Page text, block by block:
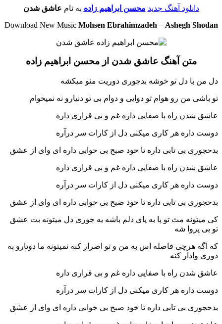
دانلود آهنگ جدید محسن ابراهیم زاده به نام عاشق شدن
Download New Music Mohsen Ebrahimzadeh – Ashegh Shodan
متن آهنگ عاشق شدن از محسن ابراهیم زاده
دل من با دل تو خوشه بدجوری دوریت منو میکشه
تو باشی من رو هوام تو دوایی و دوام بی تو دنیارو نه نمیخوام
عاشق شدن راه با صفایی داره غم و بی قراری داره
دوست داره هر کاری میکنی دل از کارات سر درآره
بدحجوری بی تابی داره تا خود صبح بی خوابی داره ای وای از عشق
عاشق شدن راه با صفایی داره غم و بی قراری داره
دوست داره هر کاری میکنی دل از کارات سر درآره
بدحجوری بی تابی داره تا خود صبح بی خوابی داره ای وای از عشق
کی میتونه مث تو پا به پای دلم باشه یه جوری دل میتونه بت عشق
تو بی پروا شه
که اگه هرچی فاصله اس به من و تو اصرار کنه نمیتونه ما دوتارو به
دوری وادار کنه
عاشق شدن راه با صفایی داره غم و بی قراری داره
دوست داره هر کاری میکنی دل از کارات سر درآره
بدحجوری بی تابی داره تا خود صبح بی خوابی داره ای وای از عشق